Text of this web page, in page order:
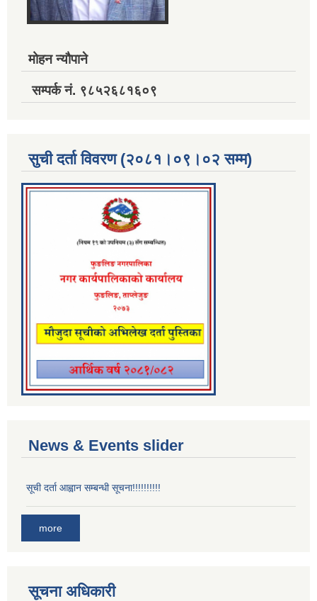
मोहन न्यौपाने
सम्पर्क नं. ९८५२६८१६०९
सुची दर्ता विवरण (२०८१।०९।०२ सम्म)
News & Events slider
सूची दर्ता आह्वान सम्बन्धी सूचना!!!!!!!!!!
more
सूचना अधिकारी